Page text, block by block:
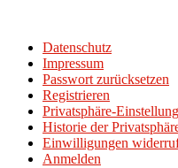
Datenschutz
Impressum
Passwort zurücksetzen
Registrieren
Privatsphäre-
Historie der
Einwilligungen
Anmelden